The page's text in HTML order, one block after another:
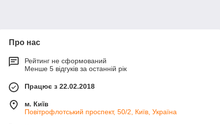
Про нас
Рейтинг не сформований
Менше 5 відгуків за останній рік
Працює з 22.02.2018
м. Київ
Повітрофлотський проспект, 50/2, Київ, Україна